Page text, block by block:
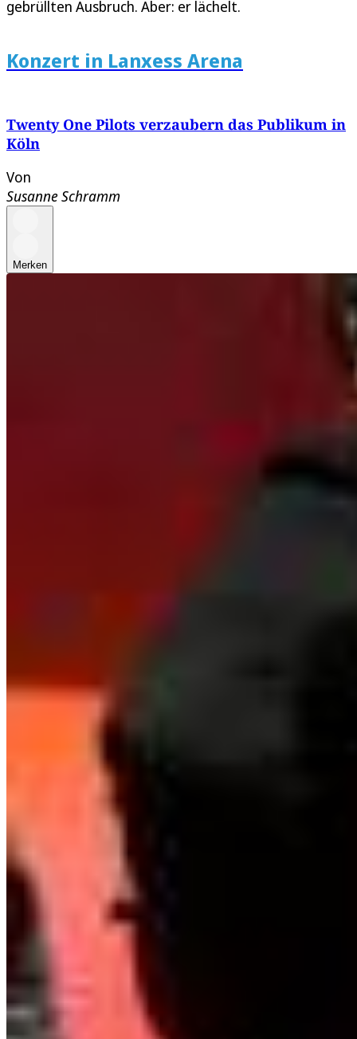
gebrüllten Ausbruch. Aber: er lächelt.
Konzert in Lanxess Arena
Twenty One Pilots verzaubern das Publikum in
Köln
Von
Susanne Schramm
Merken